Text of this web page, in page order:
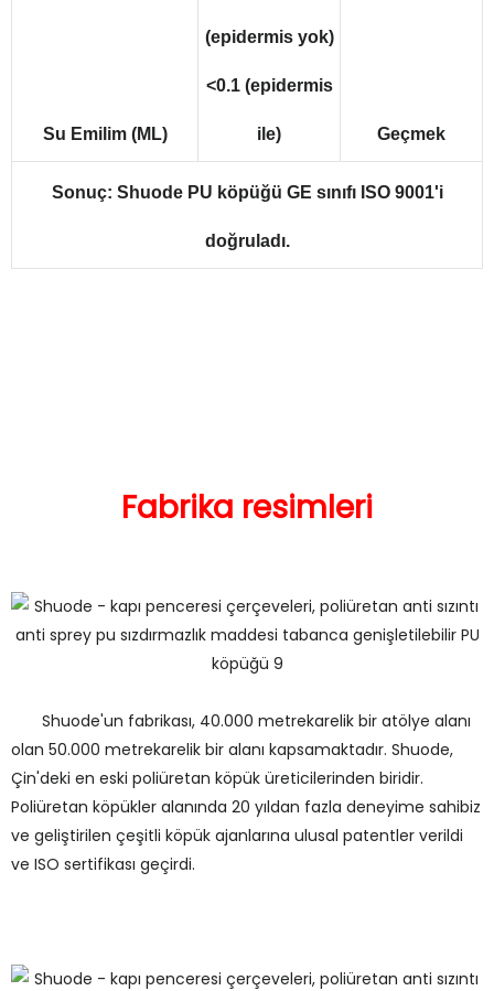
Su Emilim (ML)
(epidermis yok)
<0.1 (epidermis
ile) Geçmek
Sonuç: Shuode PU köpüğü GE sınıfı ISO 9001'i
doğruladı.
Fabrika resimleri
Shuode'un fabrikası, 40.000 metrekarelik bir atölye alanı
olan 50.000 metrekarelik bir alanı kapsamaktadır. Shuode,
Çin'deki en eski poliüretan köpük üreticilerinden biridir.
Poliüretan köpükler alanında 20 yıldan fazla deneyime sahibiz
ve geliştirilen çeşitli köpük ajanlarına ulusal patentler verildi
ve ISO sertifikası geçirdi.